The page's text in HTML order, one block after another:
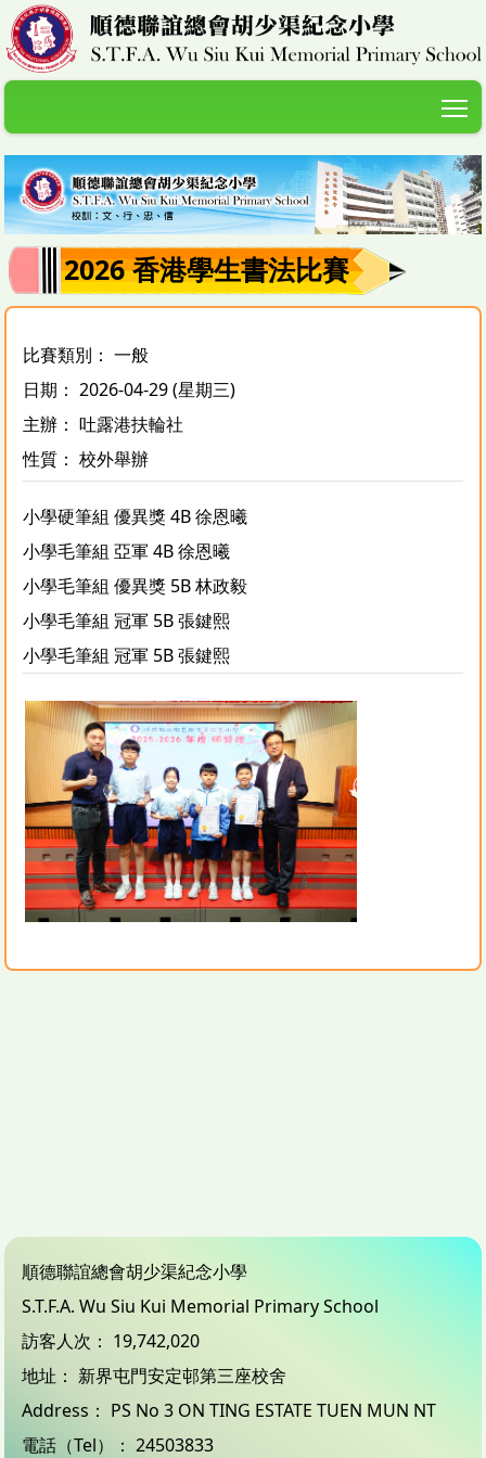
2026 香港學生書法比賽
比賽類別： 一般
日期： 2026-04-29 (星期三)
主辦： 吐露港扶輪社
性質： 校外舉辦
小學硬筆組 優異獎 4B 徐恩曦
小學毛筆組 亞軍 4B 徐恩曦
小學毛筆組 優異獎 5B 林政毅
小學毛筆組 冠軍 5B 張鍵熙
小學毛筆組 冠軍 5B 張鍵熙
順德聯誼總會胡少渠紀念小學
S.T.F.A. Wu Siu Kui Memorial Primary School
訪客人次： 19,742,020
地址： 新界屯門安定邨第三座校舍
Address： PS No 3 ON TING ESTATE TUEN MUN NT
電話（Tel）： 24503833